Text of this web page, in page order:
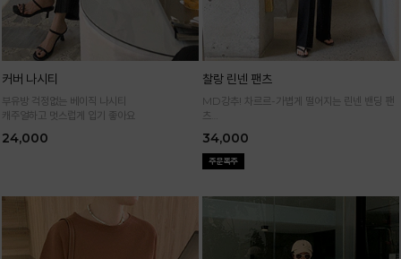
커버 나시티
부유방 걱정없는 베이직 나시티
캐주얼하고 멋스럽게 입기 좋아요
24,000
찰랑 린넨 팬츠
MD강추! 차르르-가볍게 떨어지는 린넨 밴딩 팬
츠
34,000